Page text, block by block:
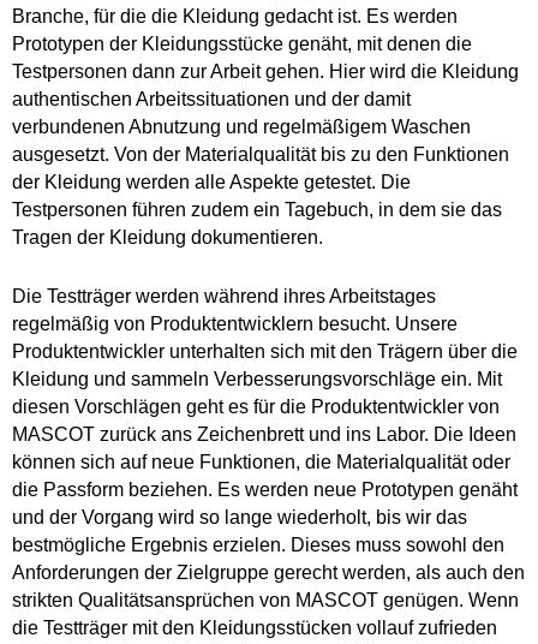
Branche, für die die Kleidung gedacht ist. Es werden
Prototypen der Kleidungsstücke genäht, mit denen die
Testpersonen dann zur Arbeit gehen. Hier wird die Kleidung
authentischen Arbeitssituationen und der damit
verbundenen Abnutzung und regelmäßigem Waschen
ausgesetzt. Von der Materialqualität bis zu den Funktionen
der Kleidung werden alle Aspekte getestet. Die
Testpersonen führen zudem ein Tagebuch, in dem sie das
Tragen der Kleidung dokumentieren.
Die Testträger werden während ihres Arbeitstages
regelmäßig von Produktentwicklern besucht. Unsere
Produktentwickler unterhalten sich mit den Trägern über die
Kleidung und sammeln Verbesserungsvorschläge ein. Mit
diesen Vorschlägen geht es für die Produktentwickler von
MASCOT zurück ans Zeichenbrett und ins Labor. Die Ideen
können sich auf neue Funktionen, die Materialqualität oder
die Passform beziehen. Es werden neue Prototypen genäht
und der Vorgang wird so lange wiederholt, bis wir das
bestmögliche Ergebnis erzielen. Dieses muss sowohl den
Anforderungen der Zielgruppe gerecht werden, als auch den
strikten Qualitätsansprüchen von MASCOT genügen. Wenn
die Testträger mit den Kleidungsstücken vollauf zufrieden